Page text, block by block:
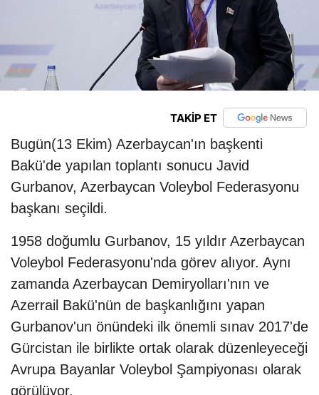
TAKİP ET
Bugün(13 Ekim) Azerbaycan'ın başkenti
Bakü'de yapılan toplantı sonucu Javid
Gurbanov, Azerbaycan Voleybol Federasyonu
başkanı seçildi.
1958 doğumlu Gurbanov, 15 yıldır Azerbaycan
Voleybol Federasyonu'nda görev alıyor. Aynı
zamanda Azerbaycan Demiryolları'nın ve
Azerrail Bakü'nün de başkanlığını yapan
Gurbanov'un önündeki ilk önemli sınav 2017'de
Gürcistan ile birlikte ortak olarak düzenleyeceği
Avrupa Bayanlar Voleybol Şampiyonası olarak
görülüyor.